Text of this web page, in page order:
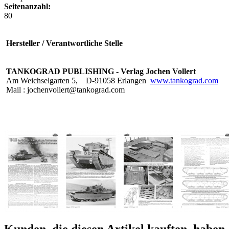
Seitenanzahl:
80
Hersteller / Verantwortliche Stelle
TANKOGRAD PUBLISHING - Verlag Jochen Vollert
Am Weichselgarten 5,
D-91058 Erlangen www.tankograd.com
Mail : jochenvollert@tankograd.com